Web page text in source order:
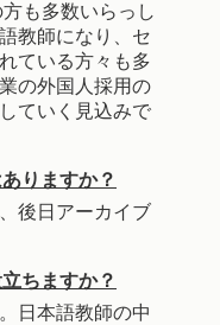
も多数いらっし
教師になり、セ
ている方々も多
の外国人採用の
ていく見込みで
りますか？
後日アーカイブ
ちますか？
日本語教師の中